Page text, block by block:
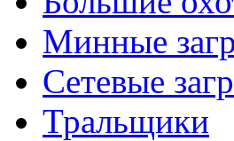
Минные
Сетевые
Тральщики